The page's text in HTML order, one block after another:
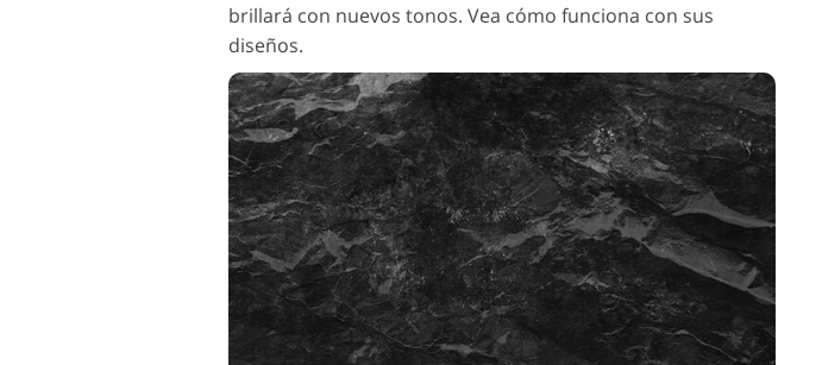
brillará con nuevos tonos. Vea cómo funciona con sus
diseños.